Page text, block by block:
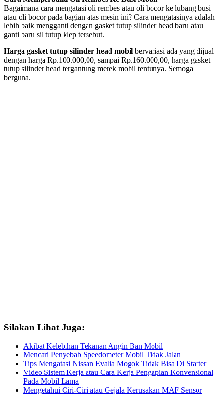
Bagaimana cara mengatasi oli rembes atau oli bocor ke lubang busi
atau oli bocor pada bagian atas mesin ini? Cara mengatasinya adalah
lebih baik mengganti dengan gasket tutup silinder head baru atau
ganti baru sil tutup klep tersebut.
Harga gasket tutup silinder head mobil bervariasi ada yang dijual
dengan harga Rp.100.000,00, sampai Rp.160.000,00, harga gasket
tutup silinder head tergantung merek mobil tentunya. Semoga
berguna.
Silakan Lihat Juga:
Akibat Kelebihan Tekanan Angin Ban Mobil
Mencari Penyebab Speedometer Mobil Tidak Jalan
Tips Mengatasi Nissan Evalia Mogok Tidak Bisa Di Starter
Video Sistem Kerja atau Cara Kerja Pengapian Konvensional
Pada Mobil Lama
Mengetahui Ciri-Ciri atau Gejala Kerusakan MAF Sensor